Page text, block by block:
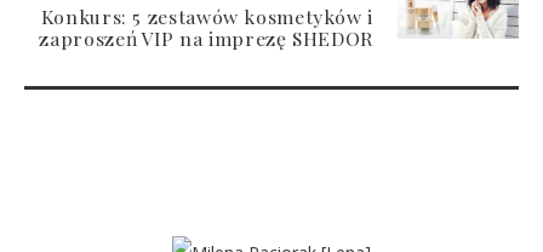
Konkurs: 5 zestawów kosmetyków i
zaproszeń VIP na imprezę SHEDOR